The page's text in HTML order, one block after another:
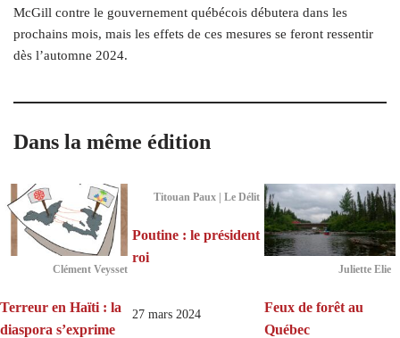
McGill contre le gouvernement québécois débutera dans les
prochains mois, mais les effets de ces mesures se feront ressentir
dès l’automne 2024.
Dans la même édition
Clément Veysset
Terreur en Haïti : la
diaspora s’exprime
Titouan Paux | Le Délit
Poutine : le président
roi
27 mars 2024
Juliette Elie
Feux de forêt au
Québec